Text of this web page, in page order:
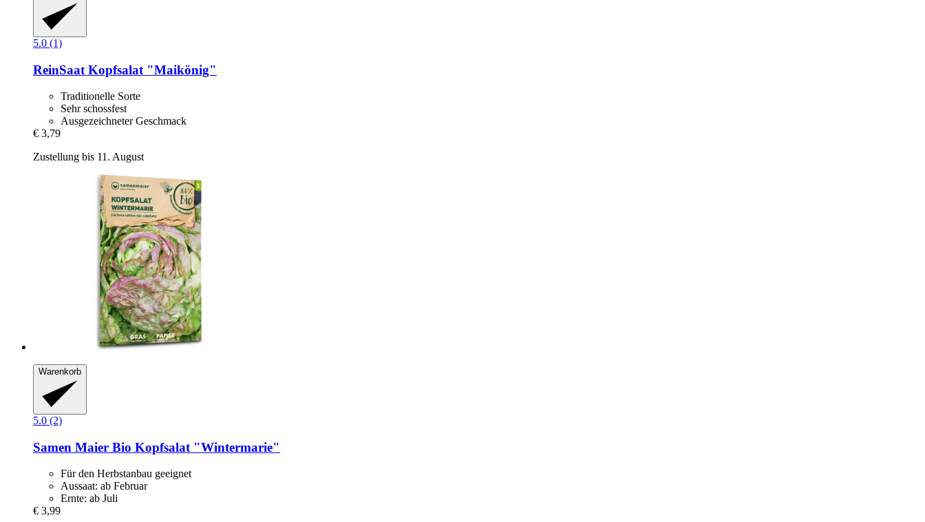
5.0 (1)
ReinSaat Kopfsalat "Maikönig"
Traditionelle Sorte
Sehr schossfest
Ausgezeichneter Geschmack
€ 3,79
Zustellung bis 11. August
Warenkorb
5.0 (2)
Samen Maier Bio Kopfsalat "Wintermarie"
Für den Herbstanbau geeignet
Aussaat: ab Februar
Ernte: ab Juli
€ 3,99